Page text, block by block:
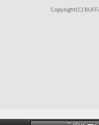
Copyright(C)